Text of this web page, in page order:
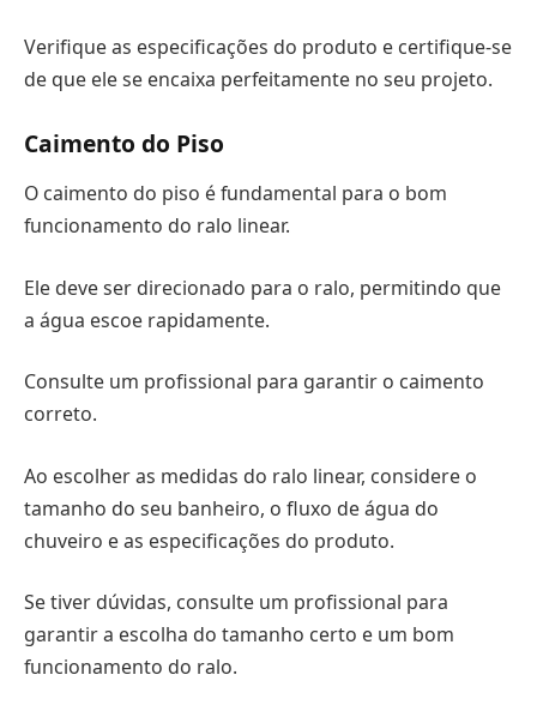
Verifique as especificações do produto e certifique-se
de que ele se encaixa perfeitamente no seu projeto.
Caimento do Piso
O caimento do piso é fundamental para o bom
funcionamento do ralo linear.
Ele deve ser direcionado para o ralo, permitindo que
a água escoe rapidamente.
Consulte um profissional para garantir o caimento
correto.
Ao escolher as medidas do ralo linear, considere o
tamanho do seu banheiro, o fluxo de água do
chuveiro e as especificações do produto.
Se tiver dúvidas, consulte um profissional para
garantir a escolha do tamanho certo e um bom
funcionamento do ralo.